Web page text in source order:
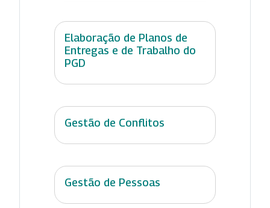
Elaboração de Planos de
Entregas e de Trabalho do
PGD
Gestão de Conflitos
Gestão de Pessoas